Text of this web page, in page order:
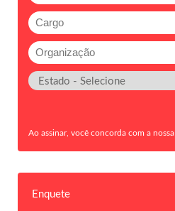
Ao assinar, você concorda com a nossa
Enquete